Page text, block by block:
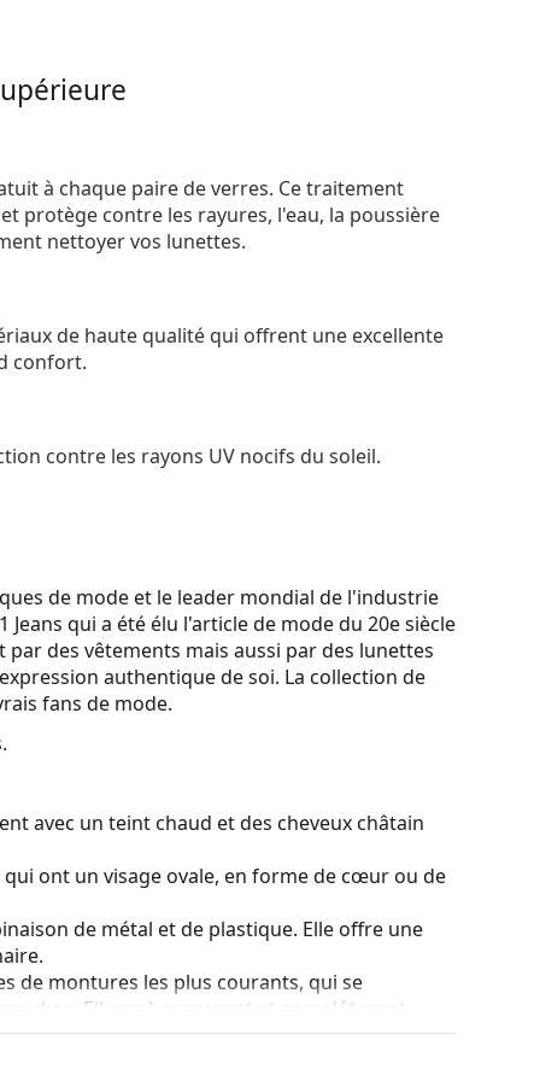
à chaque paire de verres. Ce traitement
protège contre les rayures, l'eau, la poussière
nettoyer vos lunettes.
de haute qualité qui offrent une excellente
confort.
contre les rayons UV nocifs du soleil.
de mode et le leader mondial de l'industrie
qui a été élu l'article de mode du 20e siècle
des vêtements mais aussi par des lunettes
authentique de soi. La collection de
fans de mode.
avec un teint chaud et des cheveux châtain
ont un visage ovale, en forme de cœur ou de
de métal et de plastique. Elle offre une
de montures les plus courants, qui se
Elles rehausseront et compléteront
avantages est la robustesse, la durabilité, le
leur protection contre les dommages. Ce type